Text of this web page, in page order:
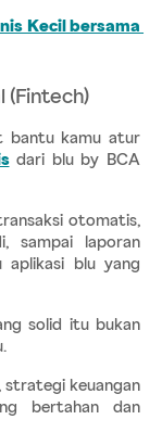
Kecil bersama
(Fintech)
bantu kamu atur
dari blu by BCA
otomatis,
sampai laporan
aplikasi blu yang
solid itu bukan
strategi keuangan
bertahan dan